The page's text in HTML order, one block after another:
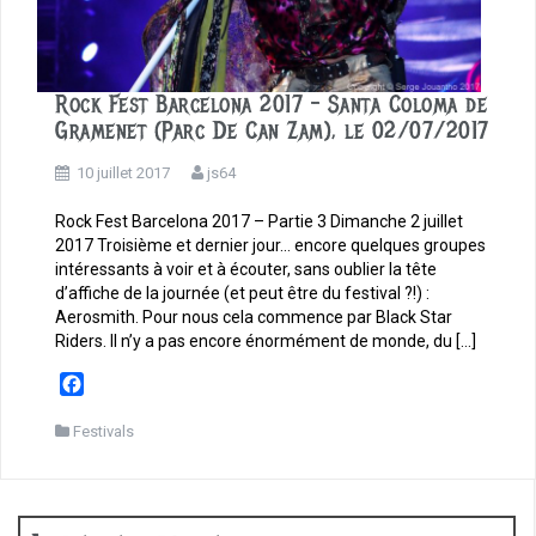
Rock Fest Barcelona 2017 – Santa Coloma de
Gramenet (Parc De Can Zam), le 02/07/2017
10 juillet 2017 js64
Rock Fest Barcelona 2017 – Partie 3 Dimanche 2 juillet
2017 Troisième et dernier jour… encore quelques groupes
intéressants à voir et à écouter, sans oublier la tête
d’affiche de la journée (et peut être du festival ?!) :
Aerosmith. Pour nous cela commence par Black Star
Riders. Il n’y a pas encore énormément de monde, du […]
c
Festivals